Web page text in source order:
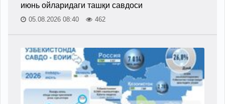
июнь ойларидаги ташқи савдоси
05.08.2026 08:40 462